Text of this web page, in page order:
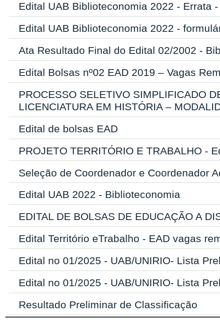
Edital UAB Biblioteconomia 2022 - Errata
Edital UAB Biblioteconomia 2022 -
Ata Resultado Final do Edital 02/2002 -
Edital Bolsas nº02 EAD 2019 – Vagas
PROCESSO SELETIVO SIMPLIFICADO
LICENCIATURA EM HISTÓRIA –
Edital de bolsas EAD
PROJETO TERRITÓRIO E TRABALHO -
Seleção de Coordenador e Coordenador
Edital UAB 2022 - Biblioteconomia
EDITAL DE BOLSAS DE EDUCAÇÃO A
Edital Território eTrabalho - EAD vagas
Edital no 01/2025 - UAB/UNIRIO- Lista
Edital no 01/2025 - UAB/UNIRIO- Lista
Resultado Preliminar de Classificação